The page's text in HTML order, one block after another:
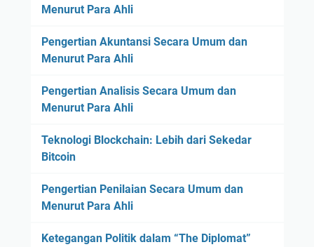
Menurut Para Ahli
Pengertian Akuntansi Secara Umum dan
Menurut Para Ahli
Pengertian Analisis Secara Umum dan
Menurut Para Ahli
Teknologi Blockchain: Lebih dari Sekedar
Bitcoin
Pengertian Penilaian Secara Umum dan
Menurut Para Ahli
Ketegangan Politik dalam “The Diplomat”